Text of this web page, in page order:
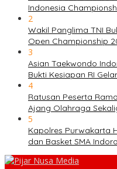
Indonesia
2
Wakil Panglima TNI
Open Championship
3
Asian Taekwondo
Bukti Kesiapan RI
4
Ratusan Peserta
Ajang Olahraga
5
Kapolres Purwakarta
dan Basket SMA